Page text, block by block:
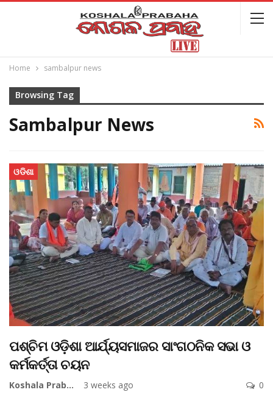
Home sambalpur news
Browsing Tag
Sambalpur News
ଓଡିଶା
ପଶ୍ଚିମ ଓଡ଼ିଶା ଆର୍ଯ୍ୟସମାଜର ସାଂଗଠନିକ ସଭା ଓ
କର୍ମକର୍ତ୍ତା ଚୟନ
Koshala Prabaha 3 weeks ago 0